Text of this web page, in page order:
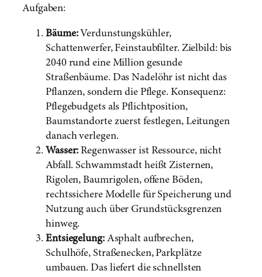
Aufgaben:
Bäume: Verdunstungskühler,
Schattenwerfer, Feinstaubfilter. Zielbild: bis
2040 rund eine Million gesunde
Straßenbäume. Das Nadelöhr ist nicht das
Pflanzen, sondern die Pflege. Konsequenz:
Pflegebudgets als Pflichtposition,
Baumstandorte zuerst festlegen, Leitungen
danach verlegen.
Wasser:Regenwasser ist Ressource, nicht
Abfall. Schwammstadt heißt Zisternen,
Rigolen, Baumrigolen, offene Böden,
rechtssichere Modelle für Speicherung und
Nutzung auch über Grundstücksgrenzen
hinweg.
Entsiegelung: Asphalt aufbrechen,
Schulhöfe, Straßenecken, Parkplätze
umbauen. Das liefert die schnellsten